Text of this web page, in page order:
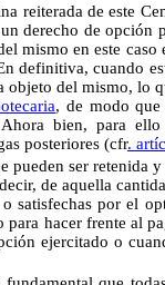
reiterada de este
derecho de opción
mismo en este
definitiva, cuando
del mismo, lo
, de modo que
bien, para
posteriores (cfr.
pueden ser retenida
de aquella
satisfechas por el
hacer frente al
ejercitado o